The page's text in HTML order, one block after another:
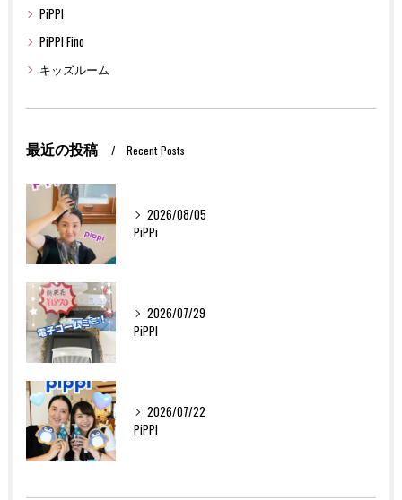
PiPPI
PiPPI Fino
キッズルーム
最近の投稿 Recent Posts
2026/08/05
PiPPi
2026/07/29
PiPPI
2026/07/22
PiPPI